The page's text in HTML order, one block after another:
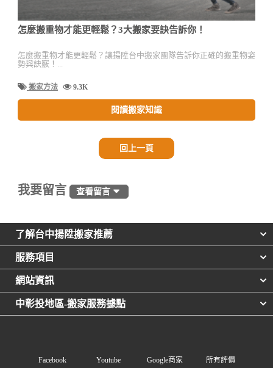
怎麼搬重物才能更輕鬆？3大搬家要訣告訴你！
怎麼搬重物才能更輕鬆？讓揚陞台中搬家團隊告訴你正確的搬重物姿
勢與訣竅！...
搬家方法 9.3K
閱讀搬家知識
回上一頁
我要留言 查看留言
了解台中揚陞搬家推薦
服務項目
網站資訊
中彰投地區-搬家服務據點
Facebook Youtube Google商家 所有評價